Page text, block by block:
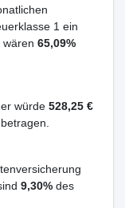
1 ein
wären65,09%
würde 528,25 €
9,30% des